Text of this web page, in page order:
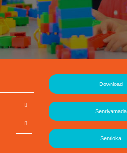
Download
Senriyamada
Senrioka